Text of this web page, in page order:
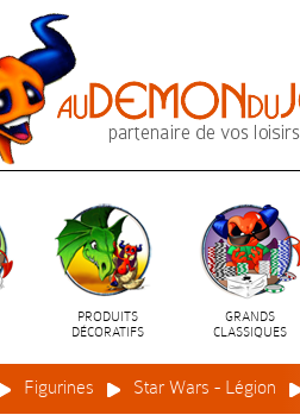
PRODUITS
DÉCORATIFS
GRANDS
CLASSIQUES
Figurines Star Wars - Légion